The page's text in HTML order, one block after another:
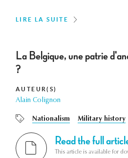
LIRE LA SUITE
La Belgique, une patrie
?
AUTEUR(S)
Alain Colignon
Nationalism Military history
Read the full
This article is available for